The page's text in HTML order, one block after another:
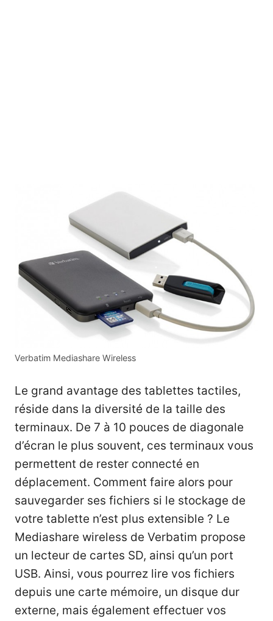
Verbatim Mediashare Wireless
Le grand avantage des tablettes tactiles,
réside dans la diversité de la taille des
terminaux. De 7 à 10 pouces de diagonale
d’écran le plus souvent, ces terminaux vous
permettent de rester connecté en
déplacement. Comment faire alors pour
sauvegarder ses fichiers si le stockage de
votre tablette n’est plus extensible ? Le
Mediashare wireless de Verbatim propose
un lecteur de cartes SD, ainsi qu’un port
USB. Ainsi, vous pourrez lire vos fichiers
depuis une carte mémoire, un disque dur
externe, mais également effectuer vos